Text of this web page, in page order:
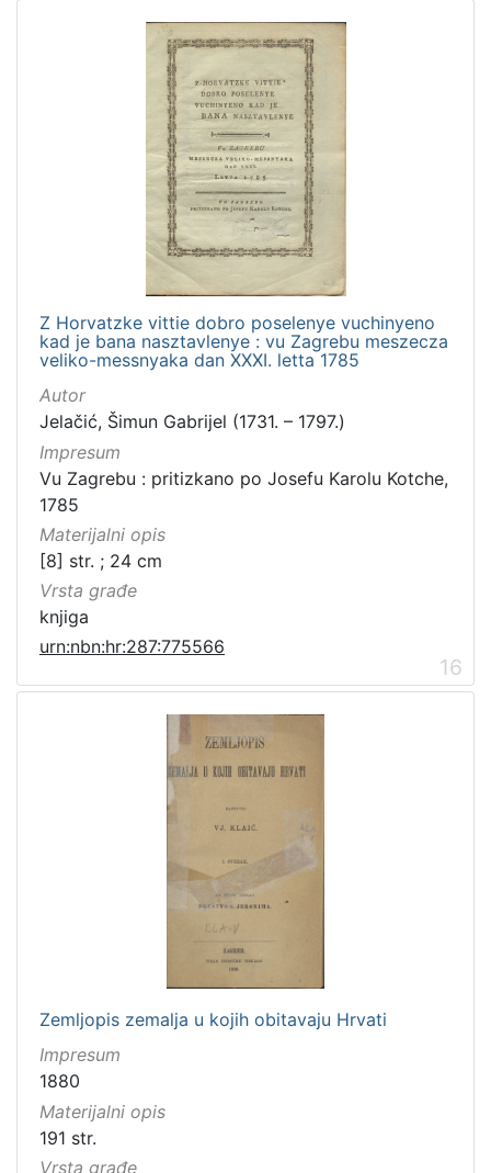
Z Horvatzke vittie dobro poselenye vuchinyeno
kad je bana nasztavlenye : vu Zagrebu meszecza
veliko-messnyaka dan XXXI. letta 1785
Autor
Jelačić, Šimun Gabrijel (1731. – 1797.)
Impresum
Vu Zagrebu : pritizkano po Josefu Karolu Kotche,
1785
Materijalni opis
[8] str. ; 24 cm
Vrsta građe
knjiga
urn:nbn:hr:287:775566
16
Zemljopis zemalja u kojih obitavaju Hrvati
Impresum
1880
Materijalni opis
191 str.
Vrsta građe